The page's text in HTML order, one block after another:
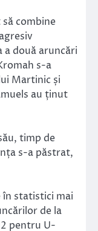
combine
a două aruncări
s-a
Martinic și
au ținut
timp de
s-a păstrat,
în statistici mai
de la
pentru U-